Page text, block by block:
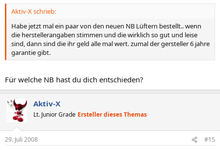
Aktiv-X schrieb:
Habe jetzt mal ein paar von den neuen NB Lüftern bestellt.. wenn
die herstellerangaben stimmen und die wirklich so gut und leise
sind, dann sind die ihr geld alle mal wert. zumal der gersteller 6 jahre
garantie gibt.
Für welche NB hast du dich entschieden?
Aktiv-X
Lt. Junior Grade Ersteller dieses Themas
29. Juli 2008 #15